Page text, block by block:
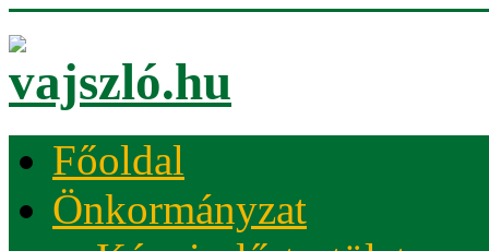
Főoldal
Önkormányzat